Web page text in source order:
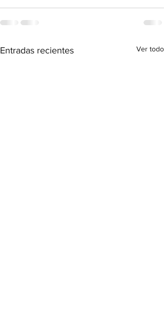
Entradas recientes Ver todo